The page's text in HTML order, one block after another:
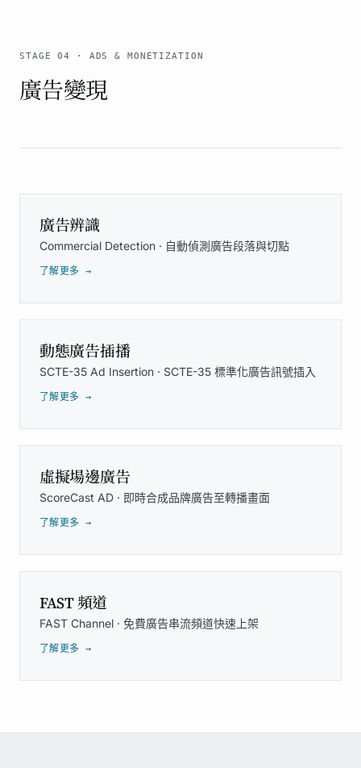
STAGE 04 · ADS & MONETIZATION
廣告變現
廣告辨識
Commercial Detection · 自動偵測廣告段落與切點
了解更多 →
動態廣告插播
SCTE-35 Ad Insertion · SCTE-35 標準化廣告訊號插入
了解更多 →
虛擬場邊廣告
ScoreCast AD · 即時合成品牌廣告至轉播畫面
了解更多 →
FAST 頻道
FAST Channel · 免費廣告串流頻道快速上架
了解更多 →